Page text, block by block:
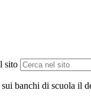
sito
banchi di scuola il